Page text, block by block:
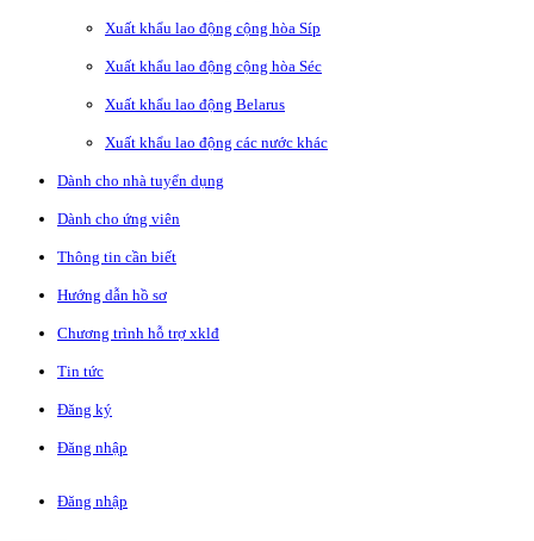
Xuất khẩu lao động cộng hòa Síp
Xuất khẩu lao động cộng hòa Séc
Xuất khẩu lao động Belarus
Xuất khẩu lao động các nước khác
Dành cho nhà tuyển dụng
Dành cho ứng viên
Thông tin cần biết
Hướng dẫn hồ sơ
Chương trình hỗ trợ xklđ
Tin tức
Đăng ký
Đăng nhập
Đăng nhập